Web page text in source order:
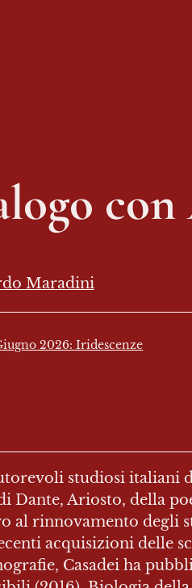
Maradini
2026: Iridescenze
studiosi
Dante, Ariosto, della
al rinnovamento degli
acquisizioni delle
Casadei ha